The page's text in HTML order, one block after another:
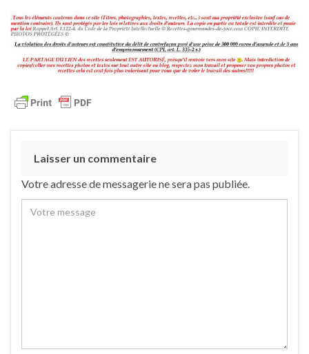
Laisser un commentaire
Votre adresse de messagerie ne sera pas publiée.